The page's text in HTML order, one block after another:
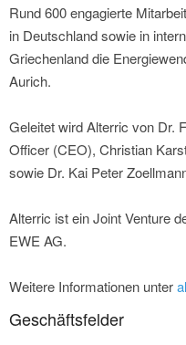
Rund 600 engagierte
in Deutschland sowie in
Griechenland die
Aurich.
Geleitet wird Alterric von Dr.
Officer (CEO), Christian
sowie Dr. Kai Peter
Alterric ist ein Joint Venture
EWE AG.
Weitere Informationen unter
Geschäftsfelder